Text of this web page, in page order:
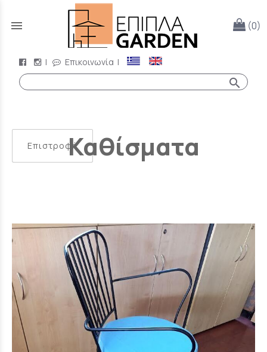
menu (0)
| Επικοινωνία |
search
Καθίσματα
Επιστροφή